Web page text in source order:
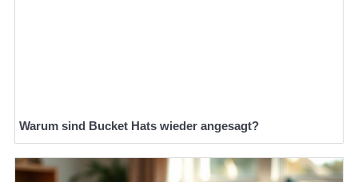
Warum sind Bucket Hats wieder angesagt?